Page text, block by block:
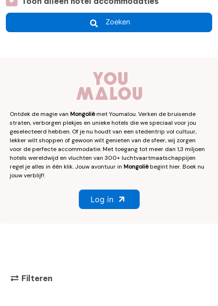
Zoeken
Ontdek de magie van Mongoliëmet Youmalou. Verken de bruisende
straten, verborgen plekjes en unieke hotels die we speciaal voor jou
geselecteerd hebben. Of je nu houdt van een stedentrip vol cultuur,
lekker wilt shoppen of gewoon wilt genieten van de sfeer, wij zorgen
voor de perfecte accommodatie. Met toegang tot meer dan 1,3 miljoen
hotels wereldwijd en vluchten van 300+ luchtvaartmaatschappijen
regel je alles in één klik. Jouw avontuur in Mongoliëbegint hier. Boek nu
jouw verblijf!.
Log in
Filteren